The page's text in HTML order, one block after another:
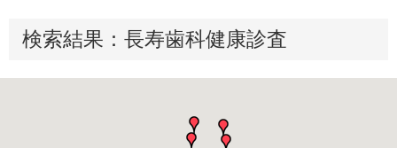
検索結果：長寿歯科健康診査